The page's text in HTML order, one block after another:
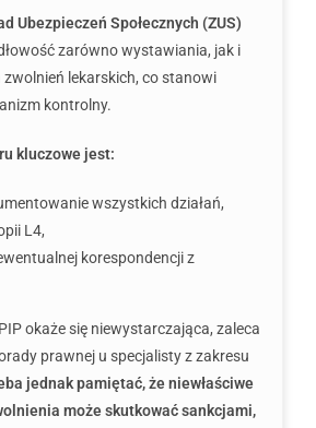
Ubezpieczeń Społecznych (ZUS)
zarówno wystawiania, jak i
lekarskich, co stanowi
kontrolny.
kluczowe jest:
wszystkich działań,
L4,
korespondencji z
okaże się niewystarczająca, zaleca
prawnej u specjalisty z zakresu
jednak pamiętać, że niewłaściwe
może skutkować sankcjami,